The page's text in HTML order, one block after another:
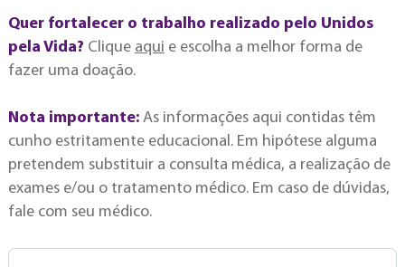
Quer fortalecer o trabalho realizado pelo Unidos
pela Vida? Clique aqui e escolha a melhor forma de
fazer uma doação.
Nota importante:As informações aqui contidas têm
cunho estritamente educacional. Em hipótese alguma
pretendem substituir a consulta médica, a realização de
exames e/ou o tratamento médico. Em caso de dúvidas,
fale com seu médico.